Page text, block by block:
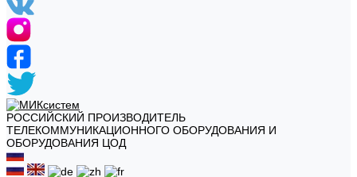
РОССИЙСКИЙ ПРОИЗВОДИТЕЛЬ
ТЕЛЕКОММУНИКАЦИОННОГО ОБОРУДОВАНИЯ И
ОБОРУДОВАНИЯ ЦОД